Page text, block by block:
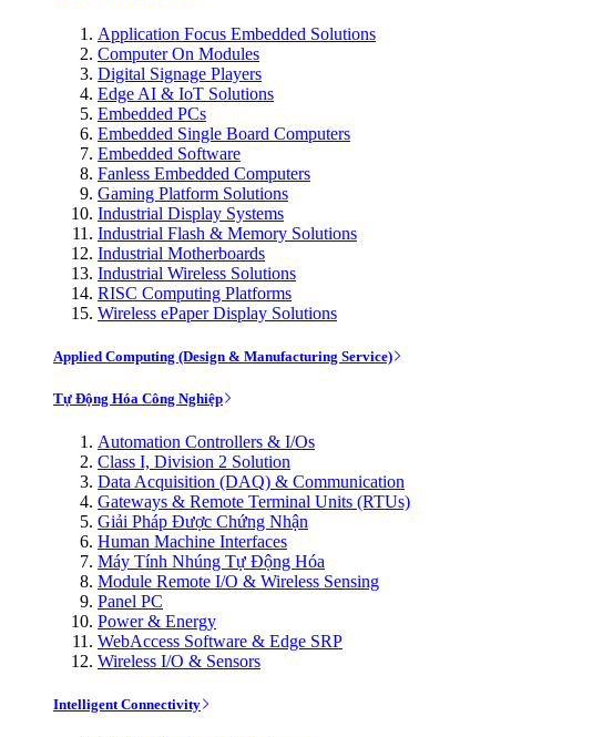
Application Focus Embedded Solutions
Computer On Modules
Digital Signage Players
Edge AI & IoT Solutions
Embedded PCs
Embedded Single Board Computers
Embedded Software
Fanless Embedded Computers
Gaming Platform Solutions
Industrial Display Systems
Industrial Flash & Memory Solutions
Industrial Motherboards
Industrial Wireless Solutions
RISC Computing Platforms
Wireless ePaper Display Solutions
Applied Computing (Design & Manufacturing Service)
Tự Động Hóa Công Nghiệp
Automation Controllers & I/Os
Class I, Division 2 Solution
Data Acquisition (DAQ) & Communication
Gateways & Remote Terminal Units (RTUs)
Giải Pháp Được Chứng Nhận
Human Machine Interfaces
Máy Tính Nhúng Tự Động Hóa
Module Remote I/O & Wireless Sensing
Panel PC
Power & Energy
WebAccess Software & Edge SRP
Wireless I/O & Sensors
Intelligent Connectivity